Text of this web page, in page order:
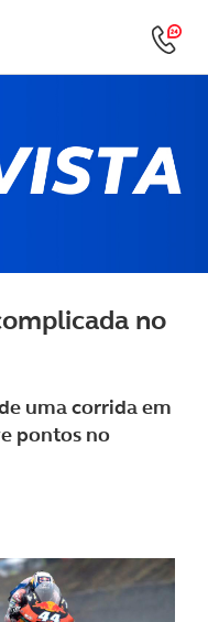
no
uma corrida em
pontos no